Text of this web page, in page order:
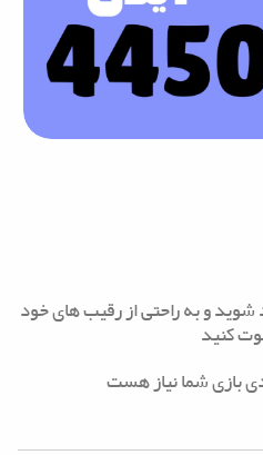
شوید و به راحتی از رقیب های خود
کنید
بازی شما نیاز هست